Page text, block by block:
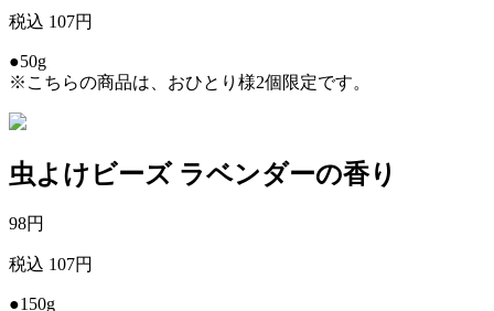
税込 107円
●50g
※こちらの商品は、おひとり様2個限定です。
虫よけビーズ ラベンダーの香り
98円
税込 107円
●150g